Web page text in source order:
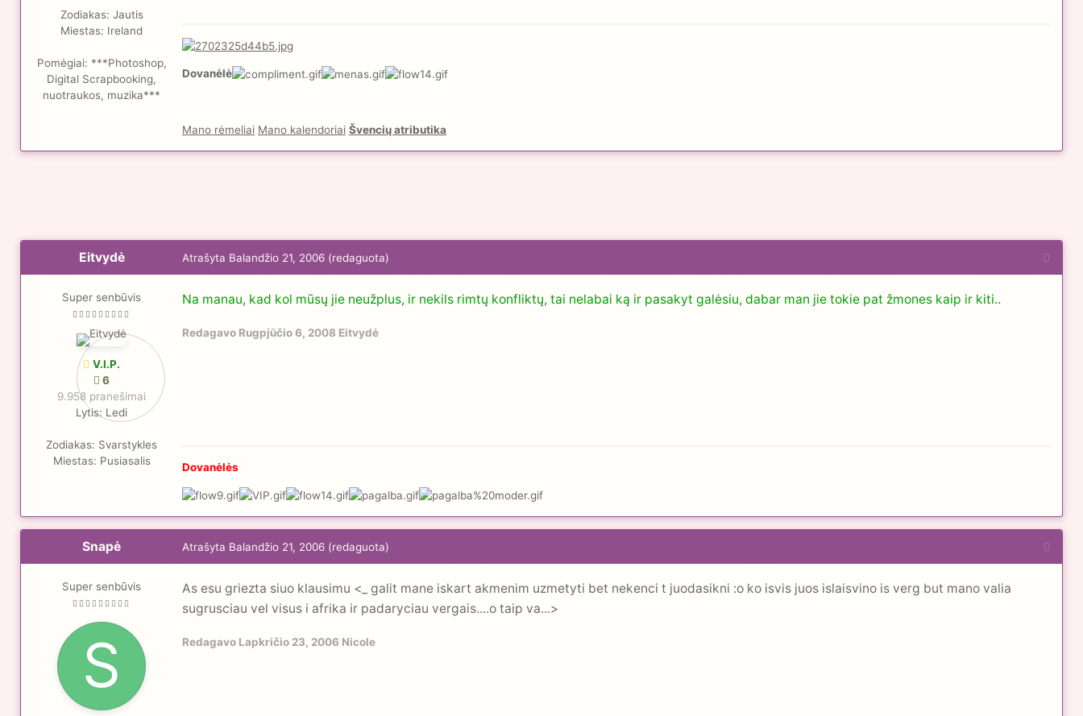
Zodiakas: Jautis
Miestas: Ireland
Pomėgiai: ***Photoshop,
Digital Scrapbooking,
nuotraukos, muzika***
Dovanėlė
Mano rėmeliai Mano kalendoriai Švencių atributika
Eitvydė
Super senbūvis
V.I.P.
6
9.958 pranešimai
Lytis: Ledi
Zodiakas: Svarstykles
Miestas: Pusiasalis
Atrašyta Balandžio 21, 2006 (redaguota)
Na manau, kad kol mūsų jie neužplus, ir nekils rimtų konfliktų, tai nelabai ką ir pasakyt galėsiu, dabar man jie tokie pat žmones kaip ir kiti..
Redagavo Rugpjūčio 6, 2008 Eitvydė
Dovanėlės
Snapė
Super senbūvis
Atrašyta Balandžio 21, 2006 (redaguota)
As esu griezta siuo klausimu <_ galit mane iskart akmenim uzmetyti bet nekenci t juodasikni :o ko isvis juos islaisvino is verg but mano valia
sugrusciau vel visus i afrika ir padaryciau vergais....o taip va...>
Redagavo Lapkričio 23, 2006 Nicole